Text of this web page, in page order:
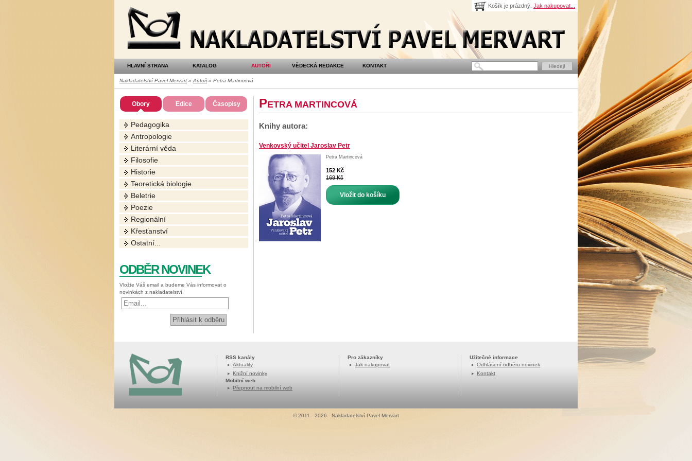
Nakladatelství
Pavel
Mervart
Košík je prázdný. Jak nakupovat...
HLAVNÍ STRANA KATALOG AUTOŘI VĚDECKÁ REDAKCE KONTAKT
Nakladatelství Pavel Mervart » Autoři» Petra Martincová
Obory Edice Časopisy
Pedagogika
Antropologie
Literární věda
Filosofie
Historie
Teoretická biologie
Beletrie
Poezie
Regionální
Křesťanství
Ostatní...
ODBĚR NOVINEK
Vložte Váš email a budeme Vás informovat o
novinkách z nakladatelství.
PETRA MARTINCOVÁ
Knihy autora:
Venkovský učitel Jaroslav Petr
Petra Martincová
152 Kč
169 Kč
Vložit do košíku
RSS kanály
Aktuality
Knižní novinky
Mobilní web
Přepnout na mobilní web
Pro zákazníky
Jak nakupovat
Užitečné informace
Odhlášení odběru novinek
Kontakt
© 2011 - 2026 - Nakladatelství Pavel Mervart